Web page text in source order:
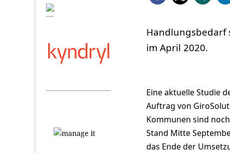
Handlungsbedarf
im April 2020.
Eine aktuelle Studie
Auftrag von
Kommunen sind
Stand Mitte
das Ende der